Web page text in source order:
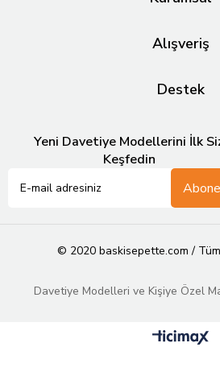
Alışveriş
Destek
Yeni Davetiye Modellerini İlk
Keşfedin
© 2020 baskisepette.com / Tüm
Davetiye Modelleri ve Kişiye Özel